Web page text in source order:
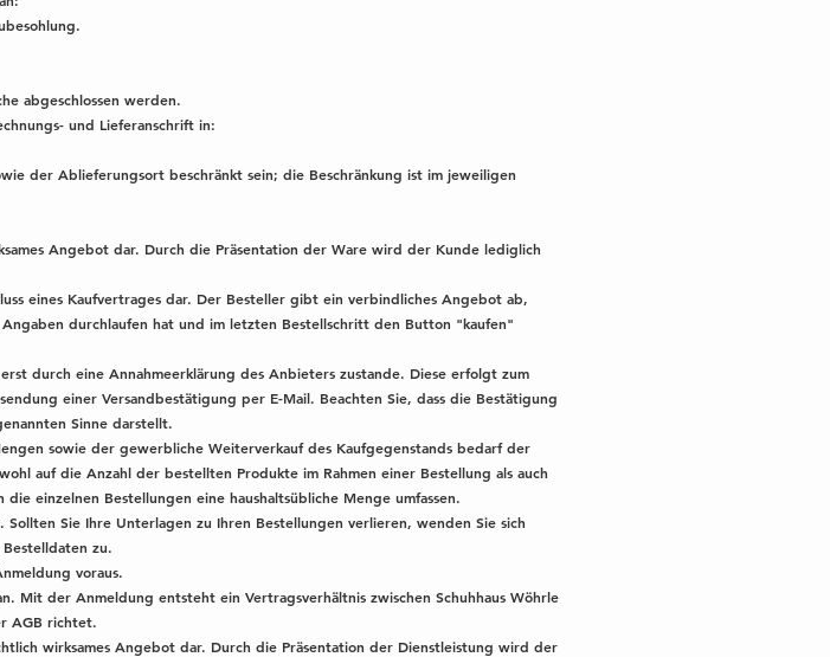
abgeschlossen werden.
und Lieferanschrift in:
der Ablieferungsort beschränkt sein; die Beschränkung ist im jeweiligen
Angebot dar. Durch die Präsentation der Ware wird der Kunde lediglich
eines Kaufvertrages dar. Der Besteller gibt ein verbindliches Angebot ab,
durchlaufen hat und im letzten Bestellschritt den Button "kaufen"
durch eine Annahmeerklärung des Anbieters zustande. Diese erfolgt zum
einer Versandbestätigung per E-Mail. Beachten Sie, dass die Bestätigung
Sinne darstellt.
sowie der gewerbliche Weiterverkauf des Kaufgegenstands bedarf der
auf die Anzahl der bestellten Produkte im Rahmen einer Bestellung als auch
einzelnen Bestellungen eine haushaltsübliche Menge umfassen.
Sie Ihre Unterlagen zu Ihren Bestellungen verlieren, wenden Sie sich
zu.
voraus.
der Anmeldung entsteht ein Vertragsverhältnis zwischen Schuhhaus Wöhrle
AGB richtet.
wirksames Angebot dar. Durch die Präsentation der Dienstleistung wird der